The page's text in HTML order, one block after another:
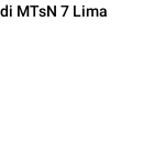
MTsN 7 Lima